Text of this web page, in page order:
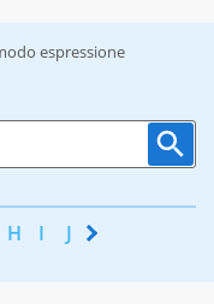
espressione
H I J K